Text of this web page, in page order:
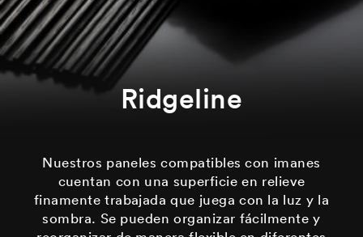
Ridgeline
Nuestros paneles compatibles con imanes
cuentan con una superficie en relieve
finamente trabajada que juega con la luz y la
sombra. Se pueden organizar fácilmente y